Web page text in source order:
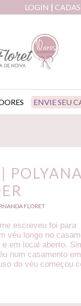
LOGIN
ENVIE SEU
FLORET
escreveu foi para
véu longo no
em local aberto.
num casamento
do véu começou